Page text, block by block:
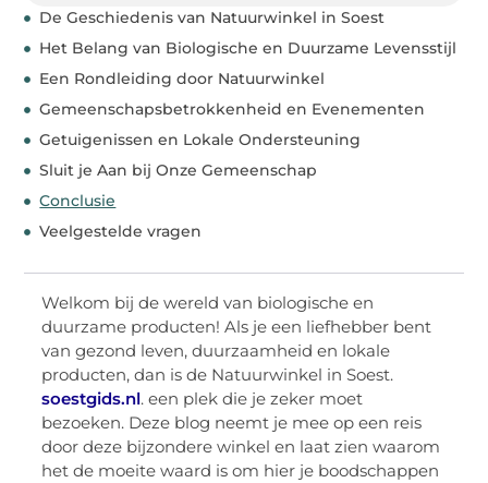
De Geschiedenis van Natuurwinkel in Soest
Het Belang van Biologische en Duurzame Levensstijl
Een Rondleiding door Natuurwinkel
Gemeenschapsbetrokkenheid en Evenementen
Getuigenissen en Lokale Ondersteuning
Sluit je Aan bij Onze Gemeenschap
Conclusie
Veelgestelde vragen
Welkom bij de wereld van biologische en
duurzame producten! Als je een liefhebber bent
van gezond leven, duurzaamheid en lokale
producten, dan is de Natuurwinkel in Soest.
soestgids.nl. een plek die je zeker moet
bezoeken. Deze blog neemt je mee op een reis
door deze bijzondere winkel en laat zien waarom
het de moeite waard is om hier je boodschappen